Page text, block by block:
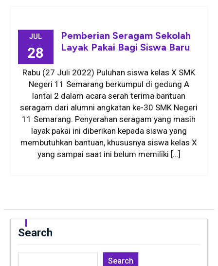
JUL
28
Pemberian Seragam Sekolah
Layak Pakai Bagi Siswa Baru
Rabu (27 Juli 2022) Puluhan siswa kelas X SMK
Negeri 11 Semarang berkumpul di gedung A
lantai 2 dalam acara serah terima bantuan
seragam dari alumni angkatan ke-30 SMK Negeri
11 Semarang. Penyerahan seragam yang masih
layak pakai ini diberikan kepada siswa yang
membutuhkan bantuan, khususnya siswa kelas X
yang sampai saat ini belum memiliki […]
Search
Search